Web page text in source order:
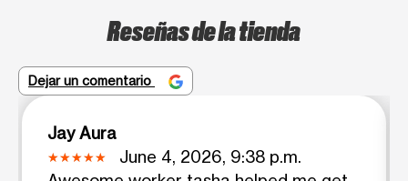
Reseñas de la tienda
Dejar un comentario
Jay Aura
June 4, 2026, 9:38 p.m.